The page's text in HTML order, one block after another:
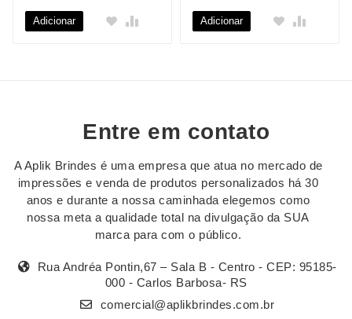
Adicionar Adicionar
Entre em contato
A Aplik Brindes é uma empresa que atua no mercado de
impressões e venda de produtos personalizados há 30
anos e durante a nossa caminhada elegemos como
nossa meta a qualidade total na divulgação da SUA
marca para com o público.
Rua Andréa Pontin,67 – Sala B - Centro - CEP: 95185-
000 - Carlos Barbosa- RS
comercial@aplikbrindes.com.br